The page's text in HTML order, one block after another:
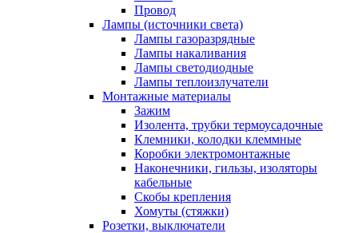
Провод
Лампы (источники света)
Лампы газоразрядные
Лампы накаливания
Лампы светодиодные
Лампы теплоизлучатели
Монтажные материалы
Зажим
Изолента, трубки термоусадочные
Клемники, колодки клеммные
Коробки электромонтажные
Наконечники, гильзы, изоляторы
кабельные
Скобы крепления
Хомуты (стяжки)
Розетки, выключатели